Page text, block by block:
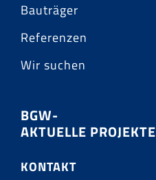
Bauträger
Referenzen
Wir suchen
BGW-
AKTUELLE PROJEKTE
KONTAKT